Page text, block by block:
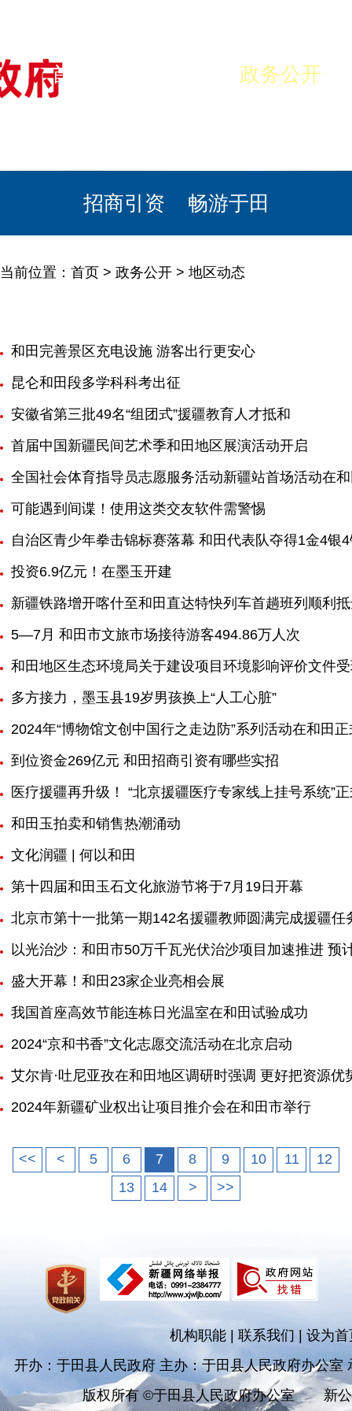
首页 政务公开
招商引资 畅游于田
当前位置： 首页 > 政务公开 > 地区动态
和田完善景区充电设施 游客出行更安心
昆仑和田段多学科科考出征
安徽省第三批49名“组团式”援疆教育人才抵和
首届中国新疆民间艺术季和田地区展演活动开启
全国社会体育指导员志愿服务活动新疆站首场活动在
可能遇到间谍！使用这类交友软件需警惕
自治区青少年拳击锦标赛落幕 和田代表队夺得1金4银
投资6.9亿元！在墨玉开建
新疆铁路增开喀什至和田直达特快列车首趟班列顺利
5—7月 和田市文旅市场接待游客494.86万人次
和田地区生态环境局关于建设项目环境影响评价文件
多方接力，墨玉县19岁男孩换上“人工心脏”
2024年“博物馆文创中国行之走边防”系列活动在和田
到位资金269亿元 和田招商引资有哪些实招
医疗援疆再升级！ “北京援疆医疗专家线上挂号系统”
和田玉拍卖和销售热潮涌动
文化润疆 | 何以和田
第十四届和田玉石文化旅游节将于7月19日开幕
北京市第十一批第一期142名援疆教师圆满完成援疆任
以光治沙：和田市50万千瓦光伏治沙项目加速推进 预
盛大开幕！和田23家企业亮相会展
我国首座高效节能连栋日光温室在和田试验成功
2024“京和书香”文化志愿交流活动在北京启动
艾尔肯·吐尼亚孜在和田地区调研时强调 更好把资源
2024年新疆矿业权出让项目推介会在和田市举行
<< < 5 6 7 8 9 10 11
12
13
14 > >>
机构职能 联系我们|设为首
开办：于田县人民政府 主办：于田县人民政府办公室
版权所有 ©于田县人民政府办公室
新